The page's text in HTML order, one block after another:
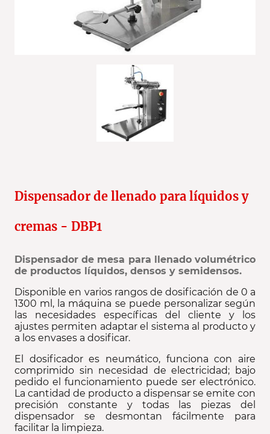
Dispensador de llenado para líquidos y
cremas - DBP1
Dispensador de mesa para llenado volumétrico
de productos líquidos, densos y semidensos.
Disponible en varios rangos de dosificación de 0 a
1300 ml, la máquina se puede personalizar según
las necesidades específicas del cliente y los
ajustes permiten adaptar el sistema al producto y
a los envases a dosificar.
El dosificador es neumático, funciona con aire
comprimido sin necesidad de electricidad; bajo
pedido el funcionamiento puede ser electrónico.
La cantidad de producto a dispensar se emite con
precisión constante y todas las piezas del
dispensador se desmontan fácilmente para
facilitar la limpieza.